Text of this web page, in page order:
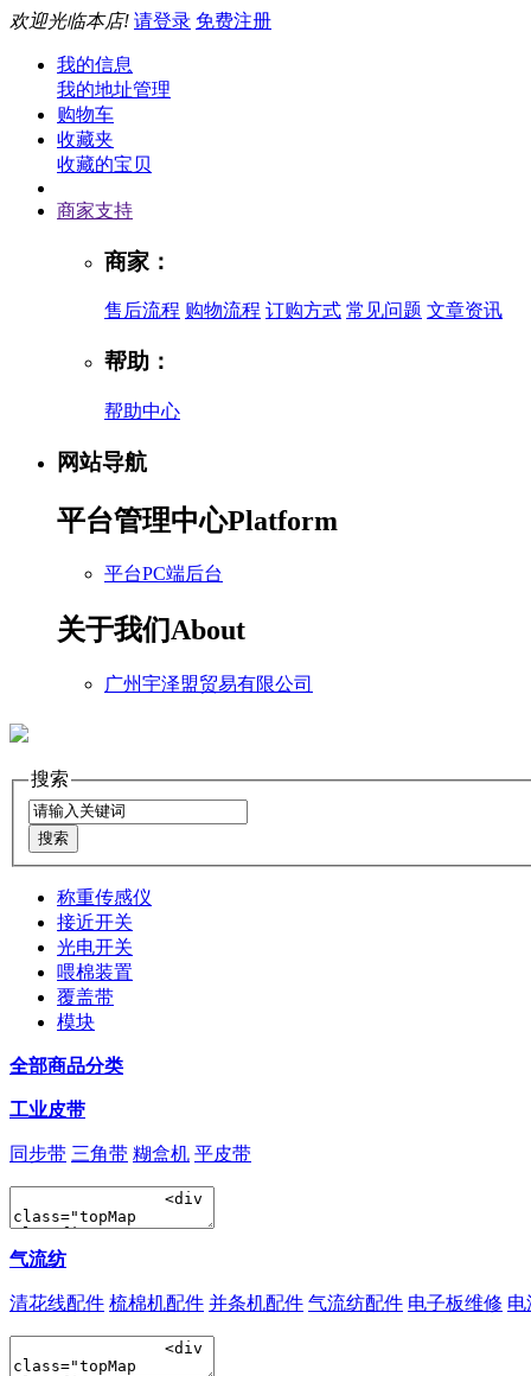
欢迎光临本店! 请登录 免费注册
我的信息
我的地址管理
购物车
收藏夹
收藏的宝贝
商家支持
商家：
售后流程 购物流程 订购方式 常见问题 文章资讯
帮助：
帮助中心
网站导航
平台管理中心Platform
平台PC端后台
关于我们About
广州宇泽盟贸易有限公司
搜索
称重传感仪
接近开关
光电开关
喂棉装置
覆盖带
模块
全部商品分类
工业皮带
同步带 三角带 糊盒机 平皮带
气流纺
清花线配件 梳棉机配件 并条机配件 气流纺配件 电子板维修 电